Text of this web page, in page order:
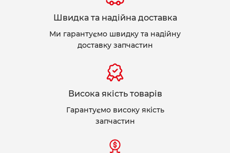
Швидка та надійна доставка
Ми гарантуємо швидку та надійну
доставку запчастин
Висока якість товарів
Гарантуємо високу якість
запчастин